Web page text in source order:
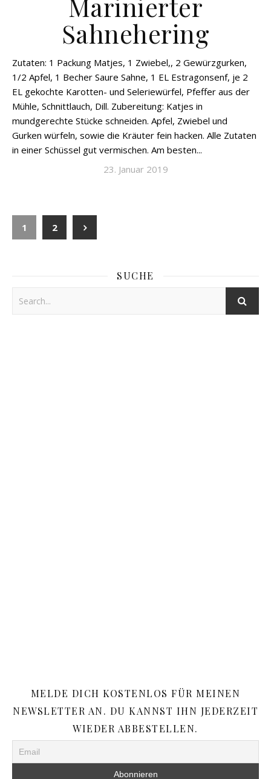
Marinierter
Sahnehering
Zutaten: 1 Packung Matjes, 1 Zwiebel,, 2 Gewürzgurken,
1/2 Apfel, 1 Becher Saure Sahne, 1 EL Estragonsenf, je 2
EL gekochte Karotten- und Seleriewürfel, Pfeffer aus der
Mühle, Schnittlauch, Dill. Zubereitung: Katjes in
mundgerechte Stücke schneiden. Apfel, Zwiebel und
Gurken würfeln, sowie die Kräuter fein hacken. Alle Zutaten
in einer Schüssel gut vermischen. Am besten...
23. Januar 2019
1 2
SUCHE
MELDE DICH KOSTENLOS FÜR MEINEN
NEWSLETTER AN. DU KANNST IHN JEDERZEIT
WIEDER ABBESTELLEN.